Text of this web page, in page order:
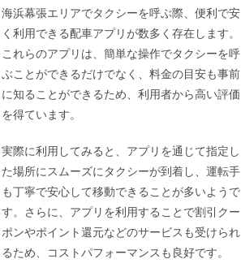
海浜幕張エリアでタクシーを呼ぶ際、便利で安
く利用できる配車アプリが数多く存在します。
これらのアプリは、簡単な操作でタクシーを呼
ぶことができるだけでなく、料金の目安も事前
に知ることができるため、利用者から高い評価
を得ています。
実際に利用してみると、アプリを通じて指定し
た場所にスムーズにタクシーが到着し、運転手
も丁寧で安心して移動できることが多いようで
す。さらに、アプリを利用することで割引クー
ポンやポイント還元などのサービスも受けられ
るため、コストパフォーマンスも良好です。